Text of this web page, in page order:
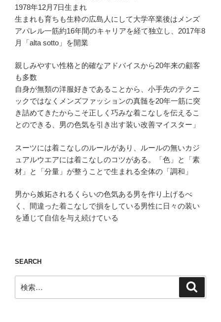
1978年12月7日生まれ
生まれも育ちも生粋の広島人にして大学卒業後はメンズ
アパレル一筋約16年間のキャリアを経て独立し、2017年8
月「alta sotto」を開業
親しみやすい性格と的確なアドバイスから20年来の顧客
も多数
自身が無類の洋服好きであることから、小手先のテクニ
ックではなくメンズファッションの真髄を20年一筋に突
き詰めてきたからこそ正しく巧みな着こなしを伝えるこ
とのできる、男の色気を引き出す装い改善マイスター」
スーツには着こなしのルールがあり、ルールの無いカジ
ュアルウエアには着こなしのコツがある。「色」と「素
材」と「分量」が整うことで生まれる全体の「調和」
男から嫉妬されるくらいの色気ある男を作り上げるべ
く、間違った着こなしで損をしている男性に日々の装い
を通じて自信を与え続けている
SEARCH
索: